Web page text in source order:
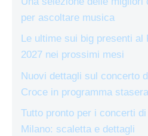
per ascoltare musica
Le ultime sui big presenti al
2027 nei prossimi mesi
Nuovi dettagli sul concerto
Croce in programma stasera
Tutto pronto per i concerti
Milano: scaletta e dettagli